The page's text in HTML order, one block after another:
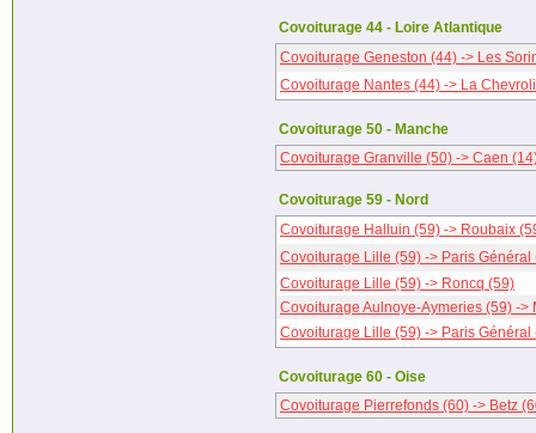
Covoiturage 44 - Loire Atlantique
Covoiturage Geneston (44) -> Les
Covoiturage Nantes (44) -> La
Covoiturage 50 - Manche
Covoiturage Granville (50) -> Caen
Covoiturage 59 - Nord
Covoiturage Halluin (59) -> Roubaix
Covoiturage Lille (59) -> Paris Général
Covoiturage Lille (59) -> Roncq (59)
Covoiturage Aulnoye-Aymeries (59) ->
Covoiturage Lille (59) -> Paris Général
Covoiturage 60 - Oise
Covoiturage Pierrefonds (60) -> Betz